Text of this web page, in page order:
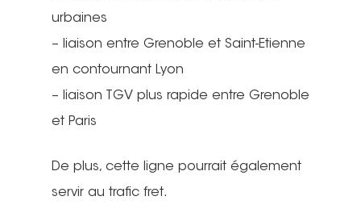
urbaines
– liaison entre Grenoble et Saint-Etienne
en contournant Lyon
– liaison TGV plus rapide entre Grenoble
et Paris
De plus, cette ligne pourrait également
servir au trafic fret.